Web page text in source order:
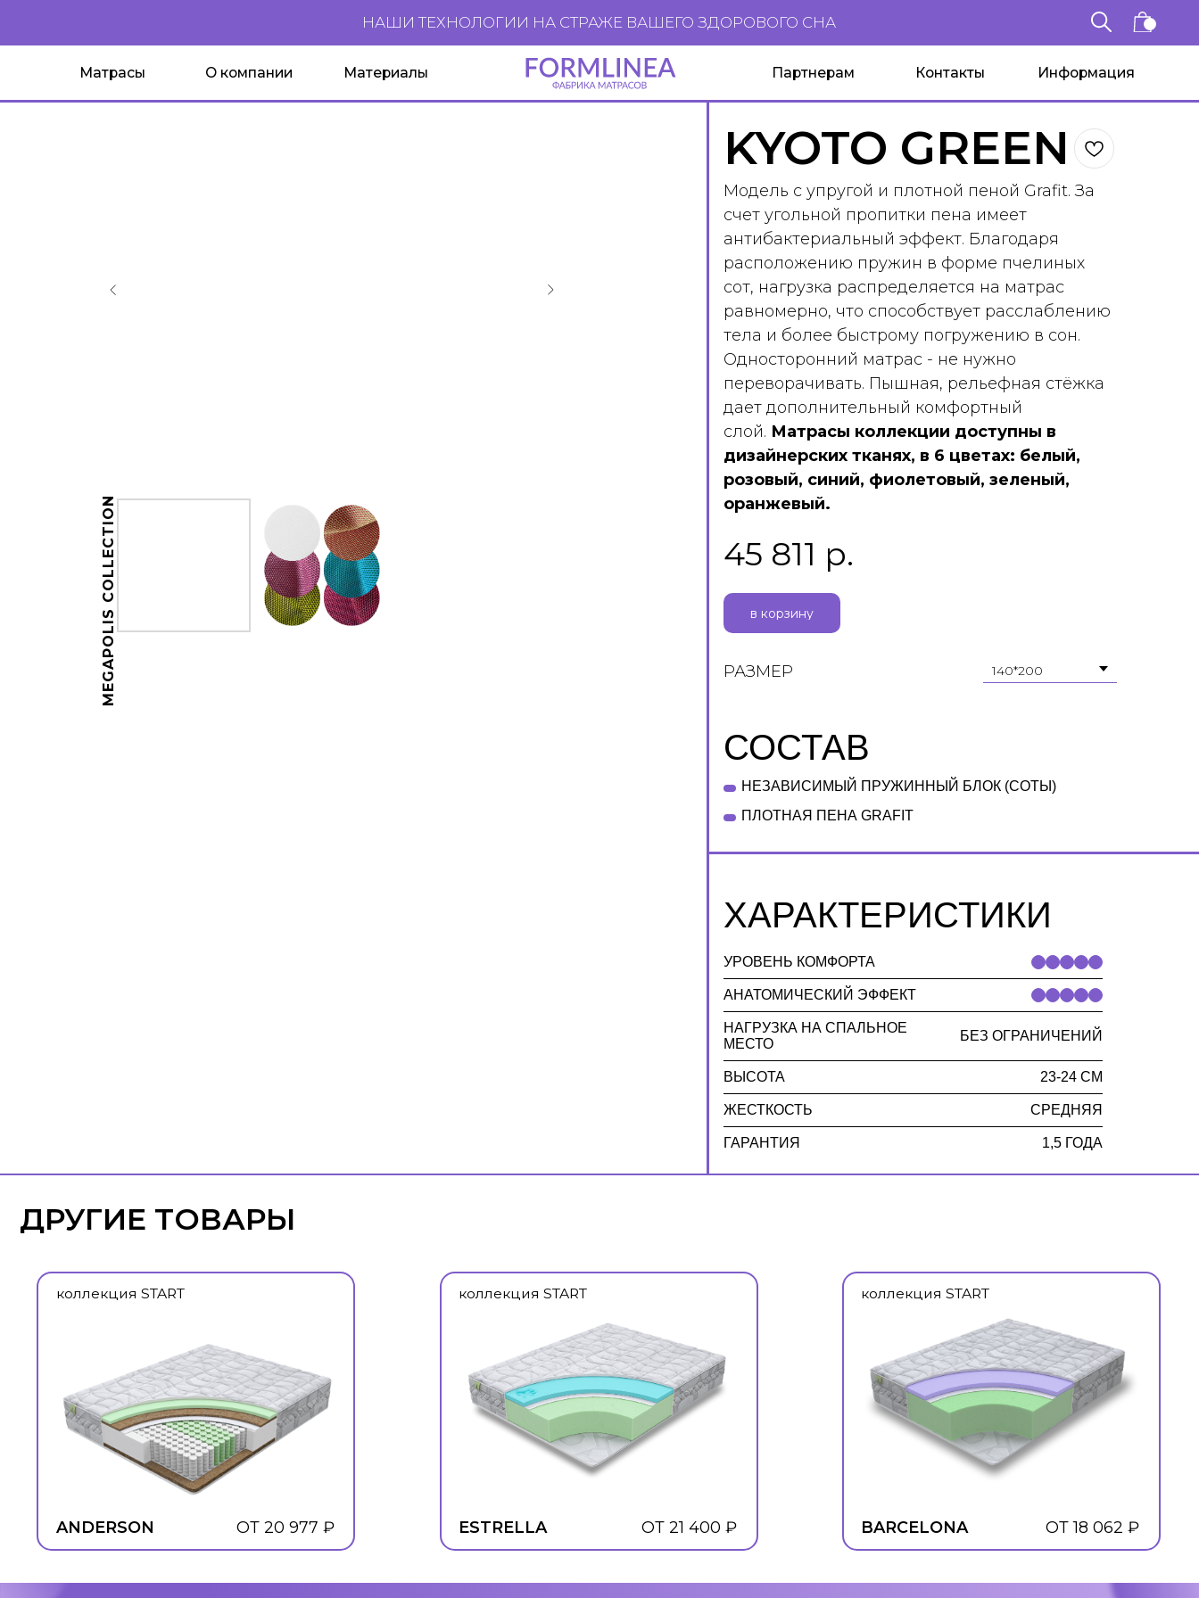
НАШИ ТЕХНОЛОГИИ НА СТРАЖЕ ВАШЕГО ЗДОРОВОГО СНА
Матрасы О компании Материалы
MEGAPOLIS COLLECTION
KYOTO GREEN
Модель с упругой и плотной пеной Grafit. За
счет угольной пропитки пена имеет
антибактериальный эффект. Благодаря
расположению пружин в форме пчелиных
сот, нагрузка распределяется на матрас
равномерно, что способствует расслаблению
тела и более быстрому погружению в сон.
Односторонний матрас - не нужно
переворачивать. Пышная, рельефная стёжка
дает дополнительный комфортный
слой. Матрасы коллекции доступны в
дизайнерских тканях, в 6 цветах: белый,
розовый, синий, фиолетовый, зеленый,
оранжевый.
45 811 р.
в корзину
РАЗМЕР
СОСТАВ
НЕЗАВИСИМЫЙ ПРУЖИННЫЙ БЛОК (СОТЫ)
ПЛОТНАЯ ПЕНА GRAFIT
ХАРАКТЕРИСТИКИ
УРОВЕНЬ КОМФОРТА
АНАТОМИЧЕСКИЙ ЭФФЕКТ
НАГРУЗКА НА СПАЛЬНОЕ
МЕСТО
БЕЗ ОГРАНИЧЕНИЙ
ВЫСОТА 23-24 СМ
ЖЕСТКОСТЬ СРЕДНЯЯ
ГАРАНТИЯ 1,5 ГОДА
ОТ 20 977 ₽ ESTRELLA ОТ 21 400 ₽ ОТ 18 062 ₽
КОНТАКТЫ
перерыв с 12:00 до 13:00
hello@sleepinvest.ru
КОНТАКТЫ